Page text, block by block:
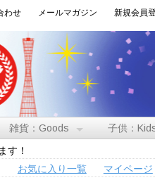
わせ メールマガジン 新規会員
雑貨：Goods 子供：
す！
お気に入り一覧
マイページ